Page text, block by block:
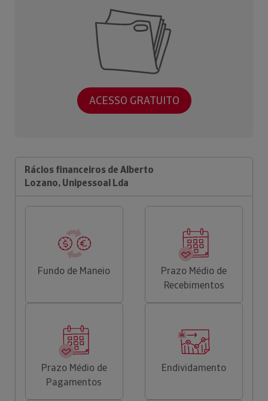
ACESSO GRATUITO
Rácios financeiros de Alberto
Lozano, Unipessoal Lda
Fundo de Maneio
Prazo Médio de
Recebimentos
Prazo Médio de
Pagamentos
Endividamento